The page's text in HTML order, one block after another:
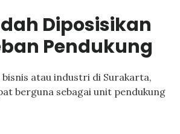
Diposisikan
Pendukung
atau industri di Surakarta,
berguna sebagai unit pendukung